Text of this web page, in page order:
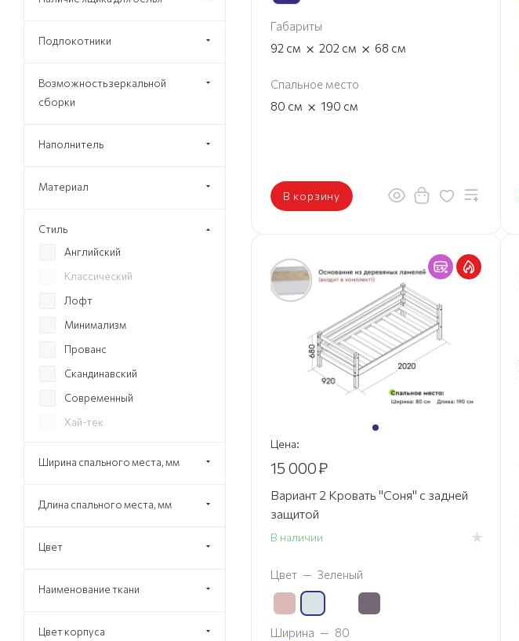
Габариты
92 см × 202 см × 68 см
Спальное место
80 см × 190 см
В корзину
Цена:
15 000₽
Вариант 2 Кровать "Соня" с задней
защитой
В наличии
Цвет — Зеленый
Ширина — 80
Подлокотники
Возможность зеркальной
сборки
Наполнитель
Материал
Стиль
Английский
Классический
Лофт
Минимализм
Прованс
Скандинавский
Современный
Хай-тек
Ширина спального места, мм
Длина спального места, мм
Цвет
Наименование ткани
Цвет корпуса